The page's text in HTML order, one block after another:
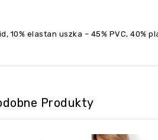
elastan uszka – 45% PVC, 40%
Produkty